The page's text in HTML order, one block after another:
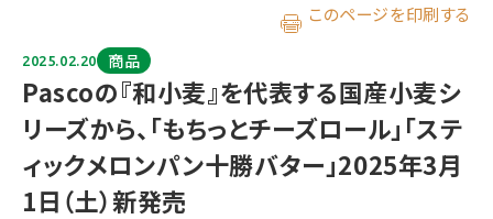
Pascoの『和小麦』を代表する国産小麦シ
リーズから、「もちっとチーズロール」「ステ
ィックメロンパン十勝バター」2025年3月
1日（土）新発売
2025.02.20 商品
このページを印刷する